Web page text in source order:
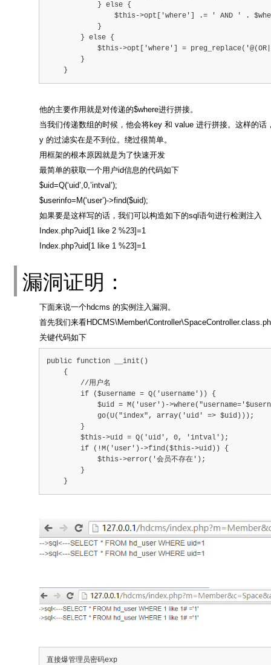
            } else {
$this->opt['where'] .= ' AND ' .
            }
        } else {
$this->opt['where'] =
        }
    }
他的主要作用就是对传递的$where进行拼接。
当我们传递数组的时候，他会将key 和 value 进行拼接。这样的
y 的过滤实在是不到位。绕过很简单。
用框架的根本原因就是为了快速开发
最简单的获取一个用户id信息的代码如下
$uid=Q(‘uid’,0,’intval’);
$userinfo=M(‘user’)->find($uid);
如果要是这样写的话，我们可以构造如下的sql语句进行检测注入
Index.php?uid[1 like 2 %23]=1
Index.php?uid[1 like 1 %23]=1
漏洞证明：
下面来说一个hdcms 的实例注入漏洞。
首先我们来看
关键代码如下
public function __init()
    {
        //用户名
        if ($username = Q('username')) {
$uid = M('user')-
            go(U("index", array('uid' => $uid)));
        }
        $this->uid = Q('uid', 0, 'intval');
        if (!M('user')->find($this->uid)) {
            $this->error('会员不存在');
        }
    }
直接爆管理员密码exp